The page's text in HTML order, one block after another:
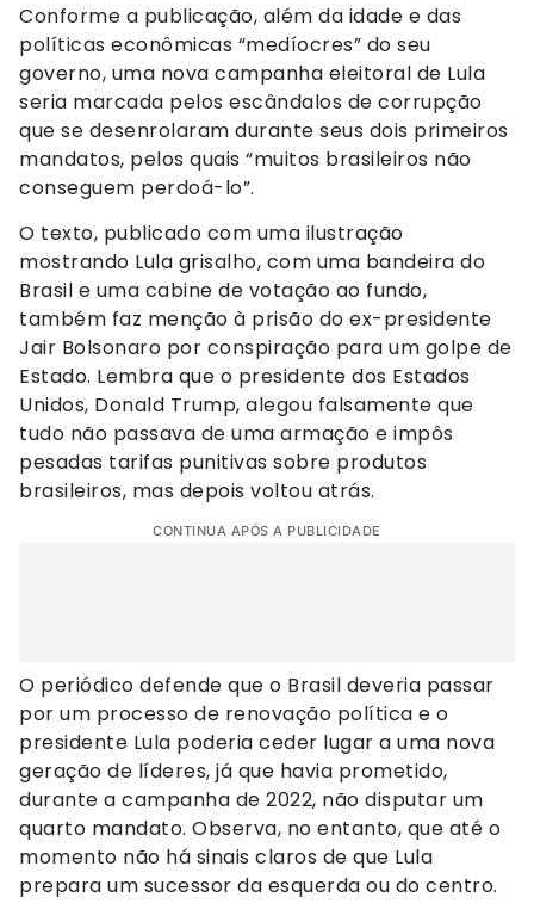
Conforme a publicação, além da idade e das
políticas econômicas “medíocres” do seu
governo, uma nova campanha eleitoral de Lula
seria marcada pelos escândalos de corrupção
que se desenrolaram durante seus dois primeiros
mandatos, pelos quais “muitos brasileiros não
conseguem perdoá-lo”.
O texto, publicado com uma ilustração
mostrando Lula grisalho, com uma bandeira do
Brasil e uma cabine de votação ao fundo,
também faz menção à prisão do ex-presidente
Jair Bolsonaro por conspiração para um golpe de
Estado. Lembra que o presidente dos Estados
Unidos, Donald Trump, alegou falsamente que
tudo não passava de uma armação e impôs
pesadas tarifas punitivas sobre produtos
brasileiros, mas depois voltou atrás.
CONTINUA APÓS A PUBLICIDADE
O periódico defende que o Brasil deveria passar
por um processo de renovação política e o
presidente Lula poderia ceder lugar a uma nova
geração de líderes, já que havia prometido,
durante a campanha de 2022, não disputar um
quarto mandato. Observa, no entanto, que até o
momento não há sinais claros de que Lula
prepara um sucessor da esquerda ou do centro.